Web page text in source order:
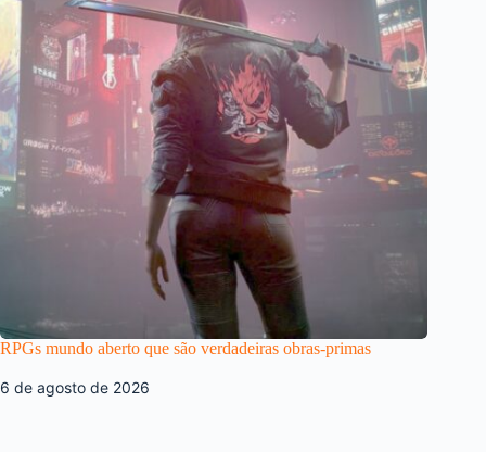
RPGs mundo aberto que são verdadeiras obras-primas
6 de agosto de 2026